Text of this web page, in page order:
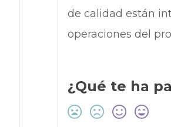
de calidad están
operaciones del
¿Qué te ha